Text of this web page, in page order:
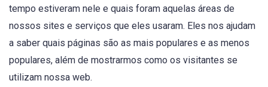
tempo estiveram nele e quais foram aquelas áreas de
nossos sites e serviços que eles usaram. Eles nos ajudam
a saber quais páginas são as mais populares e as menos
populares, além de mostrarmos como os visitantes se
utilizam nossa web.